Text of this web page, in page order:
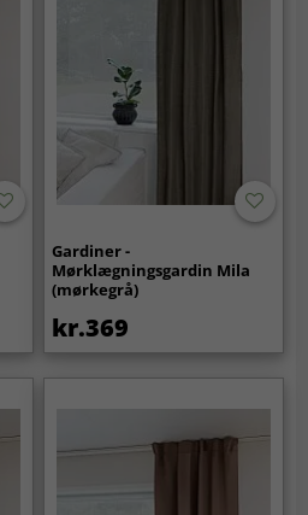
Gardiner -
Mørklægningsgardin Mila
(mørkegrå)
kr.369